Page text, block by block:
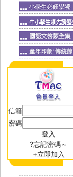
信箱
密碼
?忘記密碼～
+立即加入